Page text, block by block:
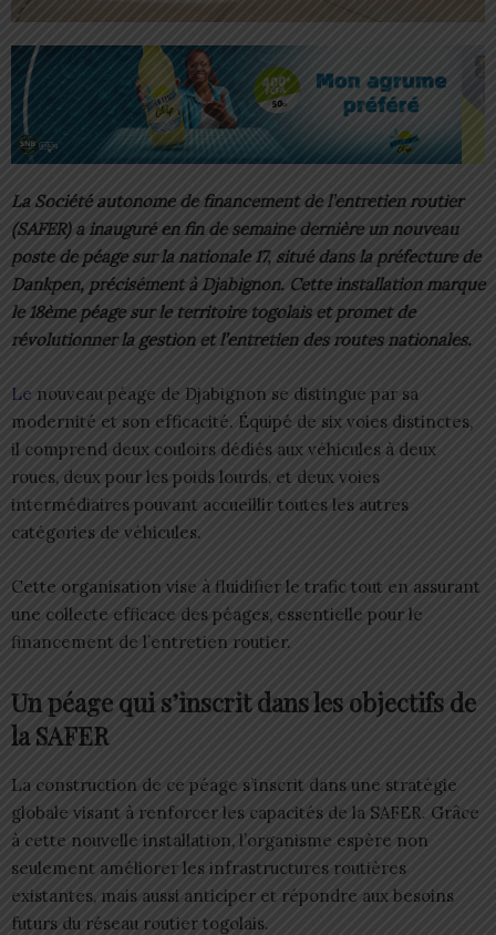
La Société autonome de financement de l’entretien routier
(SAFER) a inauguré en fin de semaine dernière un nouveau
poste de péage sur la nationale 17, situé dans la préfecture de
Dankpen, précisément à Djabignon. Cette installation marque
le 18ème péage sur le territoire togolais et promet de
révolutionner la gestion et l’entretien des routes nationales.
Le nouveau péage de Djabignon se distingue par sa
modernité et son efficacité. Équipé de six voies distinctes,
il comprend deux couloirs dédiés aux véhicules à deux
roues, deux pour les poids lourds, et deux voies
intermédiaires pouvant accueillir toutes les autres
catégories de véhicules.
Cette organisation vise à fluidifier le trafic tout en assurant
une collecte efficace des péages, essentielle pour le
financement de l’entretien routier.
Un péage qui s’inscrit dans les objectifs de
la SAFER
La construction de ce péage s’inscrit dans une stratégie
globale visant à renforcer les capacités de la SAFER. Grâce
à cette nouvelle installation, l’organisme espère non
seulement améliorer les infrastructures routières
existantes, mais aussi anticiper et répondre aux besoins
futurs du réseau routier togolais.